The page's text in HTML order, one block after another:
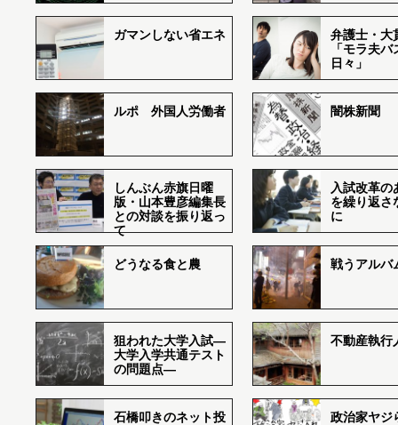
ガマンしない省エネ
弁護士・大
「モラ夫
日々」
ルポ 外国人労働者 闇株新聞
しんぶん赤旗日曜
版・山本豊彦編集長
との対談を振り返っ
て
入試改革の
を繰り返さ
に
どうなる食と農 戦うアルバ
狙われた大学入試―
大学入学共通テスト
の問題点―
不動産執行
石橋叩きのネット投
政治家ヤジ